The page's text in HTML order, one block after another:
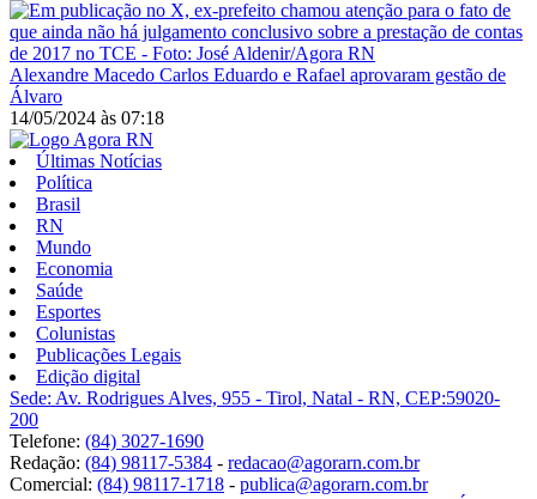
Alexandre Macedo Carlos Eduardo e Rafael aprovaram gestão de
Álvaro
14/05/2024 às 07:18
Últimas Notícias
Política
Brasil
RN
Mundo
Economia
Saúde
Esportes
Colunistas
Publicações Legais
Edição digital
Sede: Av. Rodrigues Alves, 955 - Tirol, Natal - RN, CEP:59020-
200
Telefone: (84) 3027-1690
Redação: (84) 98117-5384 - redacao@agorarn.com.br
Comercial: (84) 98117-1718 - publica@agorarn.com.br